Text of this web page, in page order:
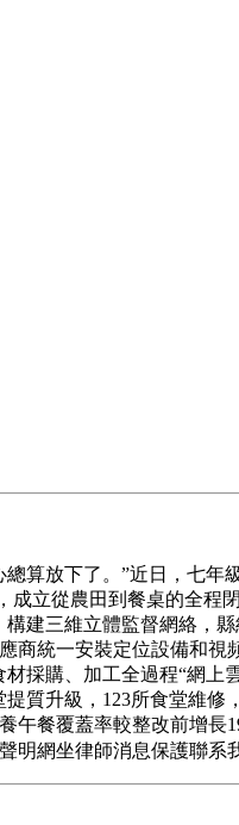
放下了。”近日，七年
立從農田到餐桌的全
建三維立體監督網絡，
統一安裝定位設備和
材採購、加工全過程“
質升級，123所食堂維修
餐覆蓋率較整改前增長
網坐律師消息保護聯系